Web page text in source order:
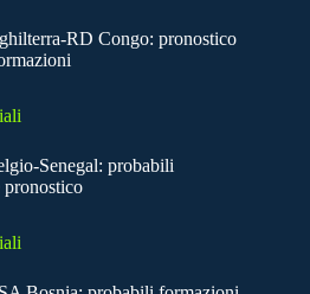
RD Congo: pronostico
Senegal: probabili